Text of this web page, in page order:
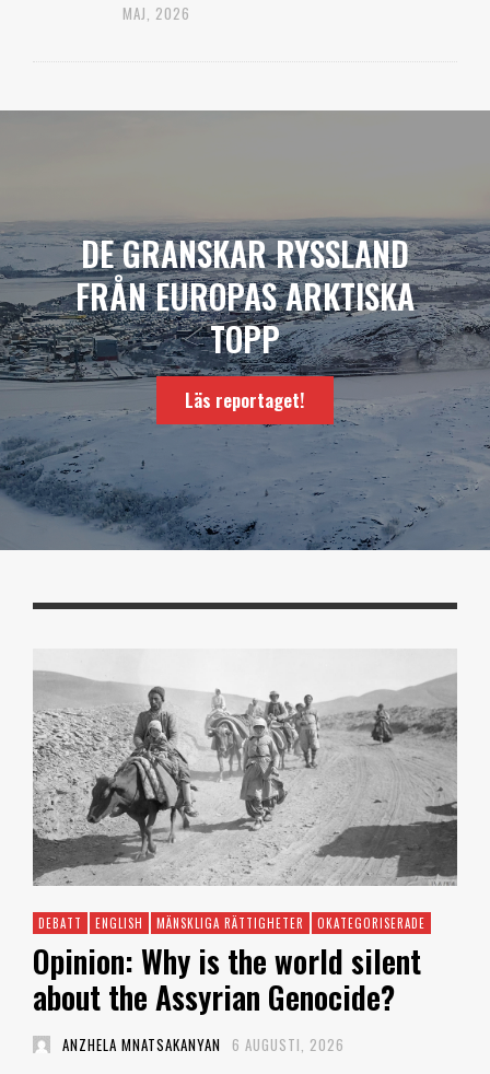
MAJ, 2026
DE GRANSKAR RYSSLAND
FRÅN EUROPAS ARKTISKA
TOPP
Läs reportaget!
DEBATT ENGLISH MÄNSKLIGA RÄTTIGHETER OKATEGORISERADE
Opinion: Why is the world silent
about the Assyrian Genocide?
ANZHELA MNATSAKANYAN 6 AUGUSTI, 2026